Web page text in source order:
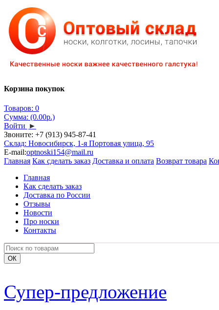
Корзина покупок
Товаров: 0
Сумма: (0.00р.)
Войти ►
Звоните: +7 (913) 945-87-41
Склад: Новосибирск, 1-я Портовая улица, 95
E-mail:optnoski154@mail.ru
Главная Как сделать заказ Доставка и оплата Возврат товара
Главная
Как сделать заказ
Доставка по России
Отзывы
Новости
Про носки
Контакты
Супер-предложение